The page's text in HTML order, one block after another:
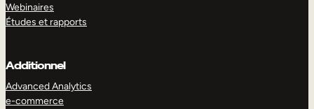
Webinaires
Études et rapports
Additionnel
Advanced Analytics
e-commerce